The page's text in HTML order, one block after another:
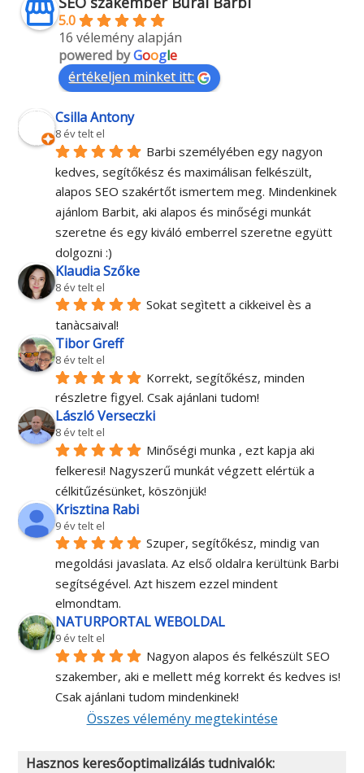
5.0
16 vélemény alapján
powered byGoogle
értékeljen minket itt:
Csilla Antony
8 év telt el
Barbi személyében egy nagyon
kedves, segítőkész és maximálisan felkészült,
alapos SEO szakértőt ismertem meg. Mindenkinek
ajánlom Barbit, aki alapos és minőségi munkát
szeretne és egy kiváló emberrel szeretne együtt
dolgozni :)
Klaudia Szőke
8 év telt el
Sokat segìtett a cikkeivel ès a
tanàcsaival!
Tibor Greff
8 év telt el
Korrekt, segítőkész, minden
részletre figyel. Csak ajánlani tudom!
László Verseczki
8 év telt el
Minőségi munka , ezt kapja aki
felkeresi! Nagyszerű munkát végzett elértük a
célkitűzésünket, köszönjük!
Krisztina Rabi
9 év telt el
Szuper, segítőkész, mindig van
megoldási javaslata. Az első oldalra kerültünk Barbi
segítségével. Azt hiszem ezzel mindent
elmondtam.
NATURPORTAL WEBOLDAL
9 év telt el
Nagyon alapos és felkészült SEO
szakember, aki e mellett még korrekt és kedves is!
Csak ajánlani tudom mindenkinek!
Összes vélemény megtekintése
Hasznos keresőoptimalizálás tudnivalók: